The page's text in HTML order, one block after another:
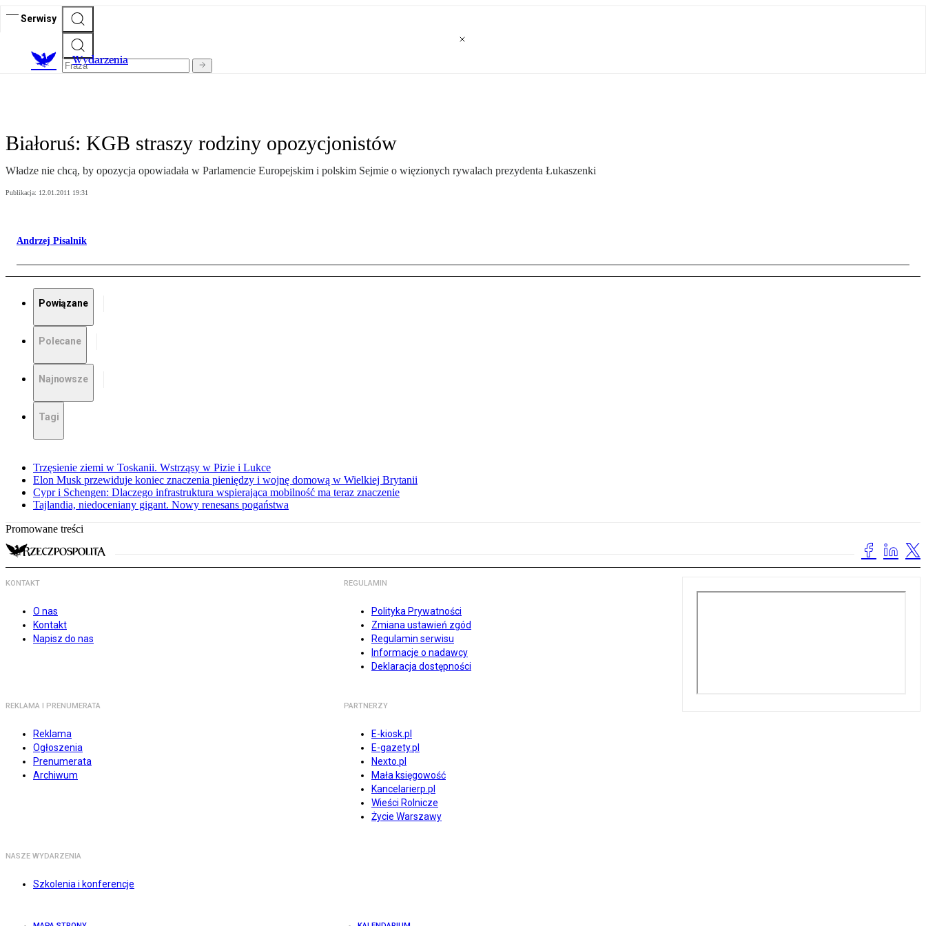
Serwisy
Wydarzenia
Białoruś: KGB straszy rodziny opozycjonistów
Władze nie chcą, by opozycja opowiadała w Parlamencie Europejskim i polskim Sejmie o więzionych rywalach prezydenta Łukaszenki
Publikacja: 12.01.2011 19:31
Andrzej Pisalnik
Powiązane
Polecane
Najnowsze
Tagi
Trzęsienie ziemi w Toskanii. Wstrząsy w Pizie i Lukce
Elon Musk przewiduje koniec znaczenia pieniędzy i wojnę domową w Wielkiej Brytanii
Cypr i Schengen: Dlaczego infrastruktura wspierająca mobilność ma teraz znaczenie
Tajlandia, niedoceniany gigant. Nowy renesans pogaństwa
Promowane treści
KONTAKT
O nas
Kontakt
Napisz do nas
REGULAMIN
Polityka Prywatności
Zmiana ustawień zgód
Regulamin serwisu
Informacje o nadawcy
Deklaracja dostępności
REKLAMA I PRENUMERATA
Reklama
Ogłoszenia
Prenumerata
Archiwum
PARTNERZY
E-kiosk.pl
E-gazety.pl
Nexto.pl
Mała księgowość
Kancelarierp.pl
Wieści Rolnicze
Życie Warszawy
NASZE WYDARZENIA
Szkolenia i konferencje